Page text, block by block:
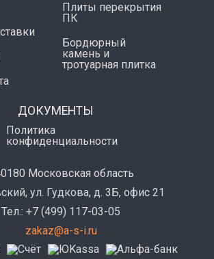
Плиты перекрытия
ПК
Бордюрный
камень и
тротуарная плитка
ДОКУМЕНТЫ
Политика
конфиденциальности
Московская область
ул. Гудкова, д. 3Б, офис 21
Тел.: +7 (499) 117-03-05
zakaz@a-s-i.ru